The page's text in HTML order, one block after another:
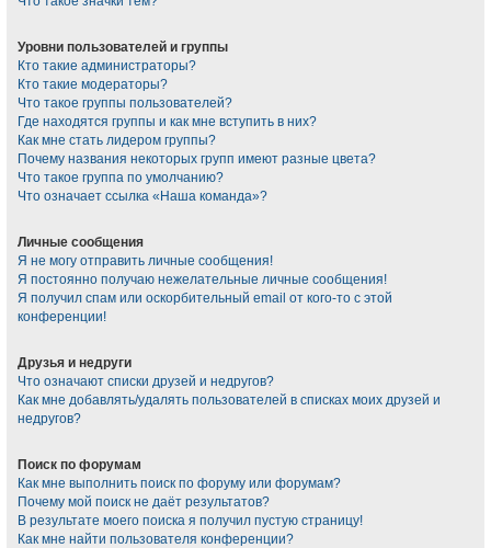
Уровни пользователей и группы
Кто такие администраторы?
Кто такие модераторы?
Что такое группы пользователей?
Где находятся группы и как мне вступить в них?
Как мне стать лидером группы?
Почему названия некоторых групп имеют разные цвета?
Что такое группа по умолчанию?
Что означает ссылка «Наша команда»?
Личные сообщения
Я не могу отправить личные сообщения!
Я постоянно получаю нежелательные личные сообщения!
Я получил спам или оскорбительный email от кого-то с этой
конференции!
Друзья и недруги
Что означают списки друзей и недругов?
Как мне добавлять/удалять пользователей в списках моих друзей и
недругов?
Поиск по форумам
Как мне выполнить поиск по форуму или форумам?
Почему мой поиск не даёт результатов?
В результате моего поиска я получил пустую страницу!
Как мне найти пользователя конференции?